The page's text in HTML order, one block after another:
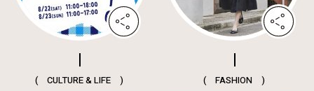
( CULTURE & LIFE ) ( FASHION )